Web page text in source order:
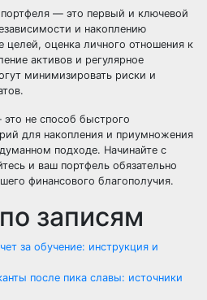
— это первый и ключевой
и накоплению
целей, оценка личного отношения к
активов и регулярное
минимизировать риски и
не способ быстрого
для накопления и приумножения
подходе. Начинайте с
и ваш портфель обязательно
финансового благополучия.
записям
за обучение: инструкция и
после пика славы: источники